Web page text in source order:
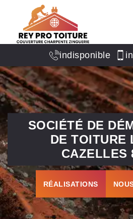
indisponible
SOCIÉTÉ DE
DE TOITURE
CAZELLES
RÉALISATIONS